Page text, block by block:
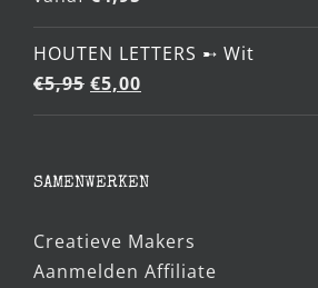
HOUTEN LETTERS ➸ Wit
€5,95 Oorspronkelijke
prijs
€5,95.
€5,00
prijs
€5,00.
SAMENWERKEN
Creatieve Makers
Aanmelden Affiliate